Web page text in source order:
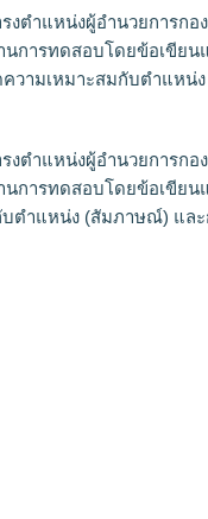
ตำแหน่งผู้อำนวยการกอ
การทดสอบโดยข้อเขีย
วามเหมาะสมกับตำแห
ตำแหน่งผู้อำนวยการกอ
การทดสอบโดยข้อเขีย
บตำแหน่ง (สัมภาษณ์) แล